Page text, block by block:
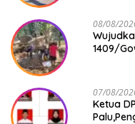
08/08/
1409/
07/08/
Ketua